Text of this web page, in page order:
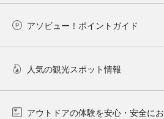
アソビュー！ポイントガイド
人気の観光スポット情報
アウトドアの体験を安心・安全に